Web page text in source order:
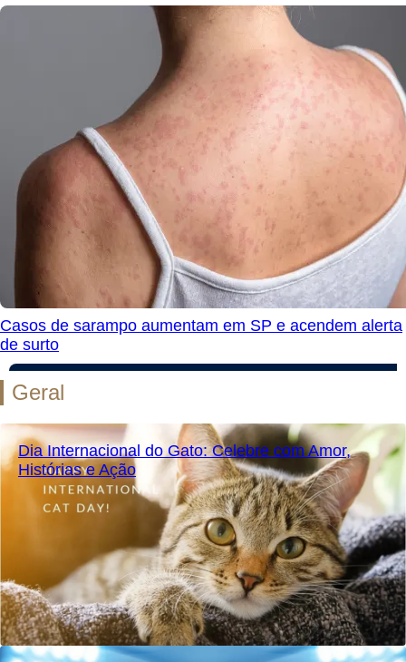
Casos de sarampo aumentam em SP e acendem alerta
de surto
Geral
Dia Internacional do Gato: Celebre com Amor,
Histórias e Ação